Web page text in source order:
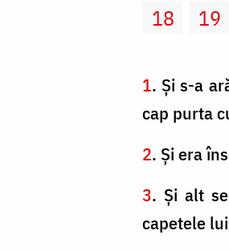
18
19
1. Şi s-a
cap purta
2. Şi era
3. Şi alt
capetele